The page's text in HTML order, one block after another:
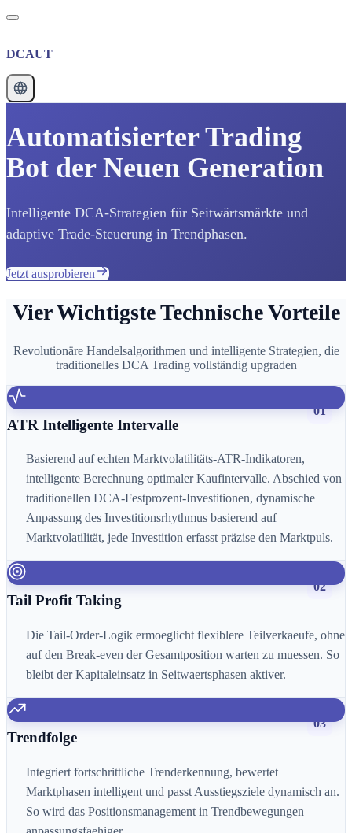
DCAUT
Automatisierter Trading
Bot der Neuen Generation
Intelligente DCA-Strategien für Seitwärtsmärkte und
adaptive Trade-Steuerung in Trendphasen.
Jetzt ausprobieren
Vier Wichtigste Technische Vorteile
Revolutionäre Handelsalgorithmen und intelligente Strategien, die
traditionelles DCA Trading vollständig upgraden
01
ATR Intelligente Intervalle
Basierend auf echten Marktvolatilitäts-ATR-Indikatoren,
intelligente Berechnung optimaler Kaufintervalle. Abschied von
traditionellen DCA-Festprozent-Investitionen, dynamische
Anpassung des Investitionsrhythmus basierend auf
Marktvolatilität, jede Investition erfasst präzise den Marktpuls.
02
Tail Profit Taking
Die Tail-Order-Logik ermoeglicht flexiblere Teilverkaeufe, ohne
auf den Break-even der Gesamtposition warten zu muessen. So
bleibt der Kapitaleinsatz in Seitwaertsphasen aktiver.
03
Trendfolge
Integriert fortschrittliche Trenderkennung, bewertet
Marktphasen intelligent und passt Ausstiegsziele dynamisch an.
So wird das Positionsmanagement in Trendbewegungen